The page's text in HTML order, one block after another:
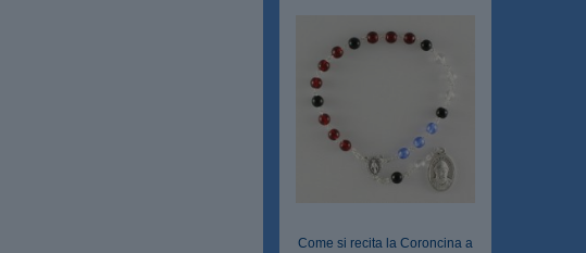
Come si recita la Coroncina a